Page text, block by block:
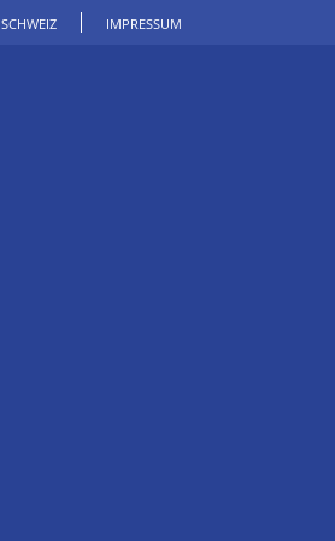
SCHWEIZ IMPRESSUM